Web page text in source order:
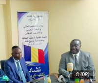
© (DR)